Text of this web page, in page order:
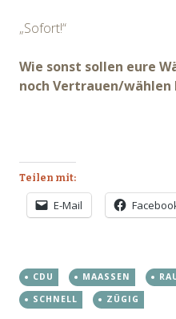
„Sofort!“
Wie sonst sollen eure
noch Vertrauen/wählen
Teilen mit:
E-Mail
CDU MAASSEN
SCHNELL
ZÜGIG